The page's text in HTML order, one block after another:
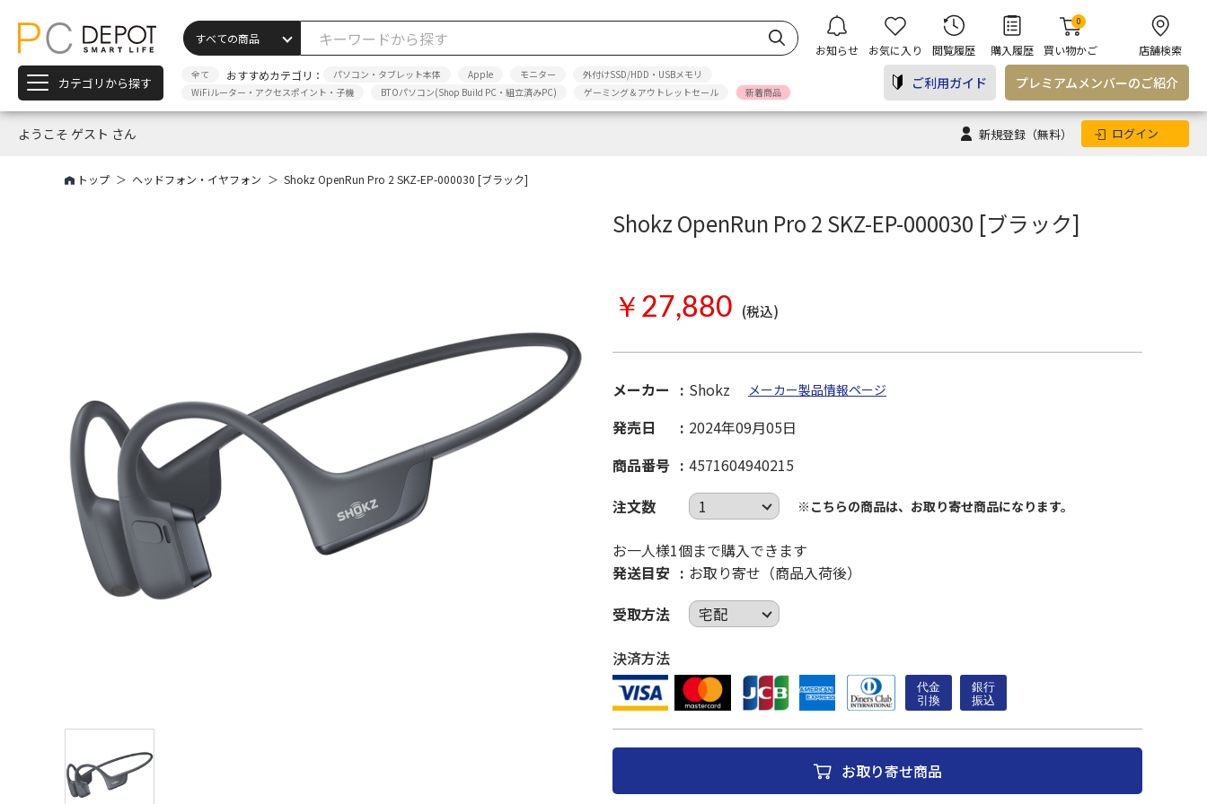
お知らせ お気に入り 閲覧履歴 購入履歴 買い物かご
0
店舗検索
カテゴリから探す 全て おすすめカテゴリ： パソコン・タブレット本体 Apple モニター
外付けSSD/HDD・USBメモリ
WiFiルーター・アクセスポイント・子機
BTOパソコン(Shop Build PC・組立済みPC) ゲーミング＆アウトレットセール 新着商品
ご利用ガイド プレミアム メンバーのご紹介
ようこそ ゲスト さん 新規登録 （無料） ログイン
トップ ヘッドフォン・イヤフォン Shokz OpenRun Pro 2 SKZ-EP-000030 [ブラック]
Shokz OpenRun Pro 2 SKZ-EP-000030 [ブラック]
￥27,880 (税込)
メーカー Shokz メーカー製品情報ページ
発売日
2024年09月05日
商品番号
4571604940215
注文数
※こちらの商品は、お取り寄せ商品になります。
お一人様1個まで購入できます
発送目安
お取り寄せ（商品入荷後）
受取方法
決済方法
お取り寄せ商品